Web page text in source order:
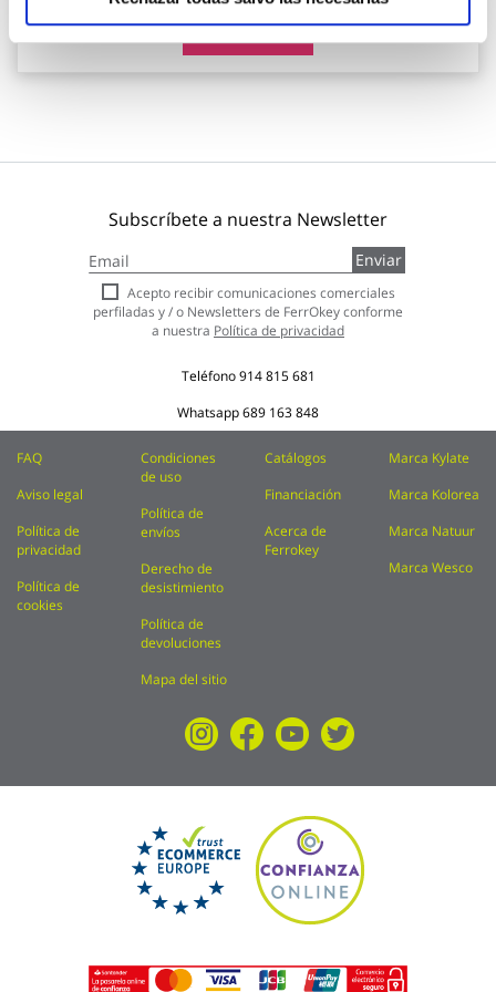
Subscríbete a nuestra Newsletter
a
nuestro
boletín
de
Enviar
Acepto recibir comunicaciones comerciales
perfiladas y / o Newsletters de FerrOkey conforme
a nuestra Política de privacidad
Teléfono914 815 681
Whatsapp689 163 848
FAQ
Aviso legal
Política de
privacidad
Política de
cookies
Condiciones
de uso
Política de
envíos
Derecho de
desistimiento
Política de
devoluciones
Mapa del sitio
Catálogos
Financiación
Acerca de
Ferrokey
Marca Kylate
Marca Kolorea
Marca Natuur
Marca Wesco